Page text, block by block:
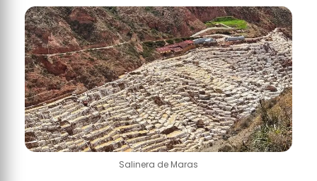
Salinera de Maras